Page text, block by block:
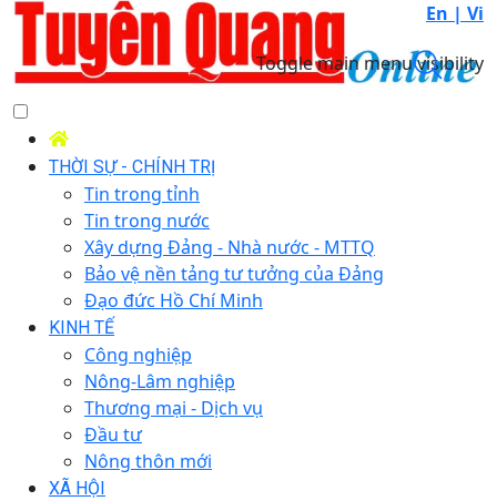
En | Vi
Toggle main menu visibility
THỜI SỰ - CHÍNH TRỊ
Tin trong tỉnh
Tin trong nước
Xây dựng Đảng - Nhà nước - MTTQ
Bảo vệ nền tảng tư tưởng của Đảng
Đạo đức Hồ Chí Minh
KINH TẾ
Công nghiệp
Nông-Lâm nghiệp
Thương mại - Dịch vụ
Đầu tư
Nông thôn mới
XÃ HỘI